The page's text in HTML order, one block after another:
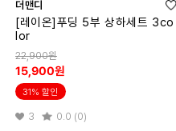
더맨디
[레이온]푸딩 5부 상하세트 3co
lor
22,900원
15,900원
31% 할인
3 0.0 (0)